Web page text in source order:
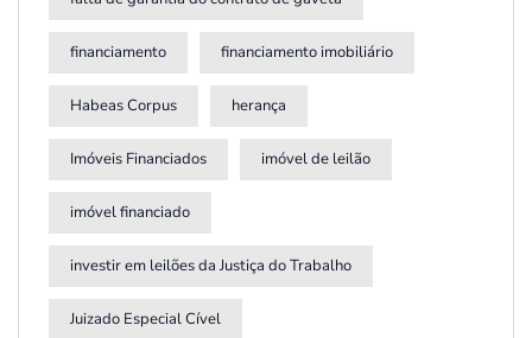
financiamento financiamento imobiliário
Habeas Corpus herança
Imóveis Financiados imóvel de leilão
imóvel financiado
investir em leilões da Justiça do Trabalho
Juizado Especial Cível